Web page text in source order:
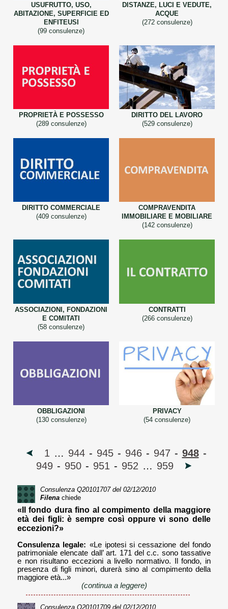
USUFRUTTO, USO,
ABITAZIONE, SUPERFICIE ED
ENFITEUSI
(99 consulenze)
DISTANZE, LUCI E VEDUTE,
ACQUE
(272 consulenze)
PROPRIETÀ E POSSESSO
(289 consulenze)
DIRITTO DEL LAVORO
(529 consulenze)
DIRITTO COMMERCIALE
(409 consulenze)
COMPRAVENDITA
IMMOBILIARE E MOBILIARE
(142 consulenze)
ASSOCIAZIONI, FONDAZIONI
E COMITATI
(58 consulenze)
CONTRATTI
(266 consulenze)
OBBLIGAZIONI
(130 consulenze)
PRIVACY
(54 consulenze)
1 … 944 - 945 - 946 - 947 - 948 -
949 - 950 - 951 - 952 … 959
Consulenza Q20101707del 02/12/2010
Filena chiede
«Il fondo dura fino al compimento della maggiore
età dei figli: è sempre così oppure vi sono delle
eccezioni?»
Consulenza legale: «Le ipotesi si cessazione del fondo
patrimoniale elencate dall’ art. 171 del c.c. sono tassative
e non risultano eccezioni a livello normativo. Il fondo, in
presenza di figli minori, durerà sino al compimento della
maggiore età...»
(continua a leggere)
Consulenza Q20101709 del 02/12/2010